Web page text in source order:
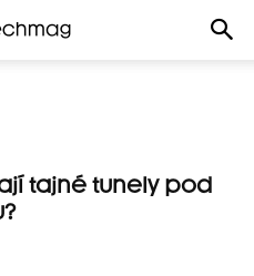
tajné tunely pod